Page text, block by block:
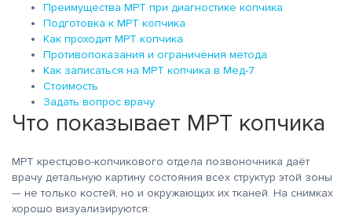
Преимущества МРТ при диагностике копчика
Подготовка к МРТ копчика
Как проходит МРТ копчика
Противопоказания и ограничения метода
Как записаться на МРТ копчика в Мед-7
Стоимость
Задать вопрос врачу
Что показывает МРТ копчика
МРТ крестцово-копчикового отдела позвоночника даёт
врачу детальную картину состояния всех структур этой зоны
— не только костей, но и окружающих их тканей. На снимках
хорошо визуализируются: